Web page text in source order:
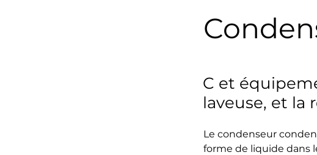
C et
laveuse, et la
Le condenseur
forme de liquide dans